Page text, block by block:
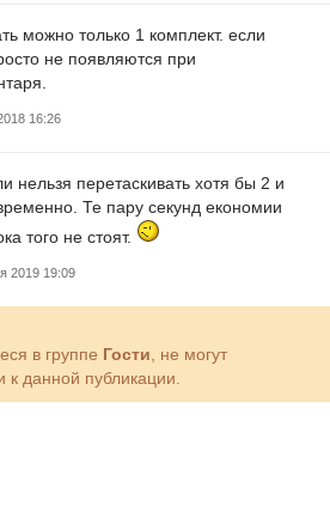
можно только 1 комплект. если
не появляются при
16:26
нельзя перетаскивать хотя бы 2 и
Те пару секунд економии
того не стоят.
2019 19:09
в группе Гости , не могут
к данной публикации.